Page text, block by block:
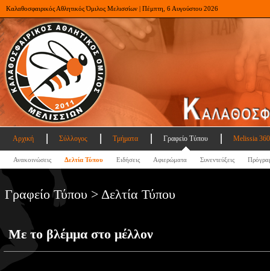
Καλαθοσφαιρικός Αθλητικός Όμιλος Μελισσίων | Πέμπτη, 6 Αυγούστου 2026
Αρχική Σύλλογος Τμήματα Γραφείο Τύπου Melissia
Ανακοινώσεις Δελτία Τύπου Ειδήσεις Αφιερώματα Συνεντεύξεις
Γραφείο Τύπου > Δελτία Τύπου
Με το βλέμμα στο μέλλον